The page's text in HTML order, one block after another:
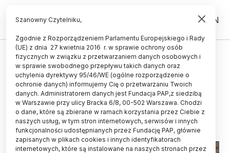
PL EN
HISTORIA I KULTURA
Warszawa/ Kolejne odkrycie
archeologiczne na budowie metra
17.01.2024
aktualizacja: 17.01.2024
2 minuty czytania
Szanowny Czytelniku,
Zgodnie z Rozporządzeniem Parlamentu Europejskiego i Rady
(UE) z dnia 27 kwietnia 2016 r. w sprawie ochrony osób
fizycznych w związku z przetwarzaniem danych osobowych i
w sprawie swobodnego przepływu takich danych oraz
uchylenia dyrektywy 95/46/WE (ogólne rozporządzenie o
ochronie danych) informujemy Cię o przetwarzaniu Twoich
danych. Administratorem danych jest Fundacja PAP,z siedzibą
w Warszawie przy ulicy Bracka 6/8, 00-502 Warszawa. Chodzi
o dane, które są zbierane w ramach korzystania przez Ciebie z
naszych usług, w tym stron internetowych, serwisów i innych
funkcjonalności udostępnianych przez Fundację PAP, głównie
zapisanych w plikach cookies i innych identyfikatorach
internetowych, które są instalowane na naszych stronach przez